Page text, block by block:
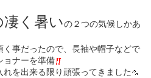
凄く暑いの２つの気候しかあ
事だったので、長袖や帽子などで
ョナーを準備
を出来る限り頑張ってきました